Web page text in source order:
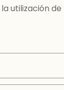
utilización